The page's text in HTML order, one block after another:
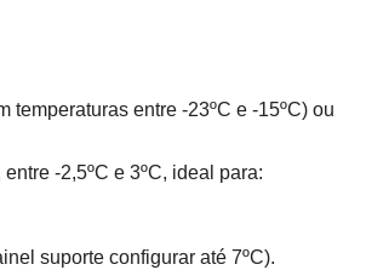
entre -23ºC e -15ºC) ou
-2,5ºC e 3ºC, ideal para:
suporte configurar até 7ºC).